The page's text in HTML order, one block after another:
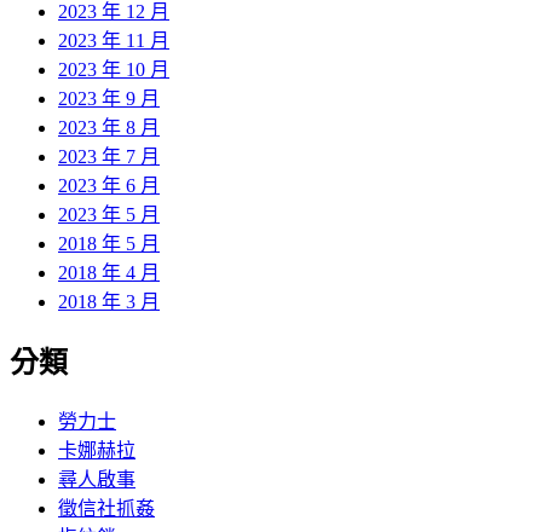
2023 年 12 月
2023 年 11 月
2023 年 10 月
2023 年 9 月
2023 年 8 月
2023 年 7 月
2023 年 6 月
2023 年 5 月
2018 年 5 月
2018 年 4 月
2018 年 3 月
分類
勞力士
卡娜赫拉
尋人啟事
徵信社抓姦